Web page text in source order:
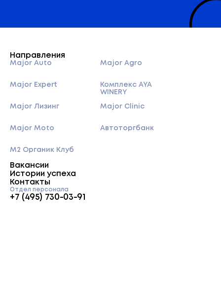
Направления
Major Auto
Major Expert
Major Лизинг
Major Moto
M2 Органик Клуб
Major Agro
Комплекс AYA
WINERY
Major Clinic
Автоторгбанк
Вакансии
Истории успеха
Контакты
Отдел персонала
+7 (495) 730-03-91